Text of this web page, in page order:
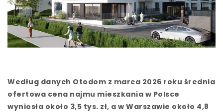
Według danych Otodom z marca 2026 roku średnia
ofertowa cena najmu mieszkania w Polsce
wyniosła około 3,5 tys. zł, a w Warszawie około 4,8